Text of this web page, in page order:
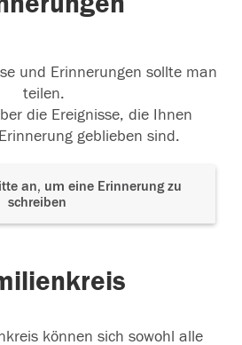
und Erinnerungen sollte man
teilen.
die Ereignisse, die Ihnen
geblieben sind.
an, um eine Erinnerung zu
schreiben
können sich sowohl alle